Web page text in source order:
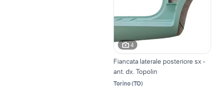
4
Fiancata laterale posteriore sx -
ant. dx. Topolin
Torino(TO)